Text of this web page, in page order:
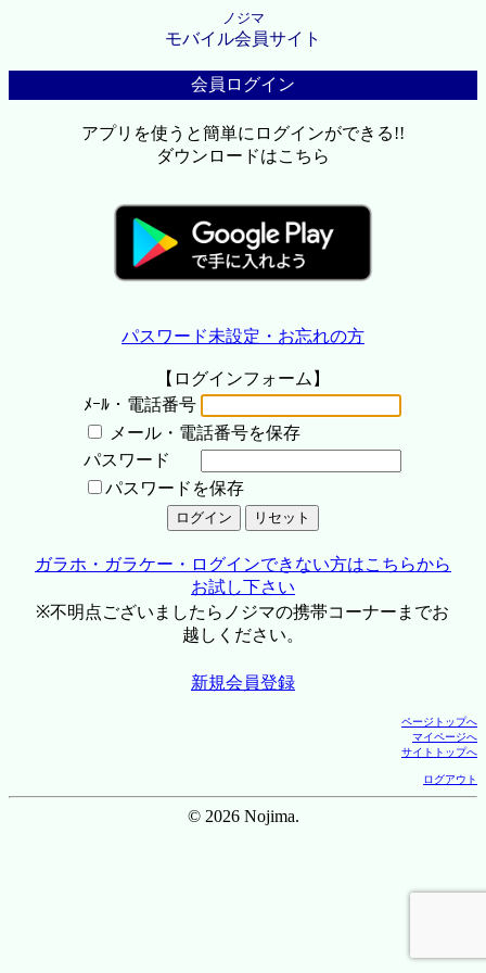
ノジマ
モバイル会員サイト
会員ログイン
アプリを使うと簡単にログインができる!!
ダウンロードはこちら
パスワード未設定・お忘れの方
【ログインフォーム】
ﾒｰﾙ・電話番号
メール・電話番号を保存
パスワード
パスワードを保存
ガラホ・ガラケー・ログインできない方はこちらから
お試し下さい
※不明点ございましたらノジマの携帯コーナーまでお
越しください。
新規会員登録
ページトップへ
マイページへ
サイトトップへ
ログアウト
© 2026 Nojima.